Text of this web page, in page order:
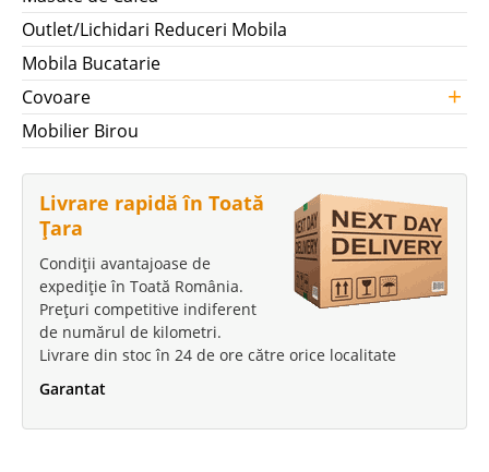
Outlet/Lichidari Reduceri Mobila
Mobila Bucatarie
Covoare
+
Mobilier Birou
Livrare rapidă în Toată
Țara
Condiții avantajoase de
expediție în Toată România.
Prețuri competitive indiferent
de numărul de kilometri.
Livrare din stoc în 24 de ore către orice localitate
Garantat